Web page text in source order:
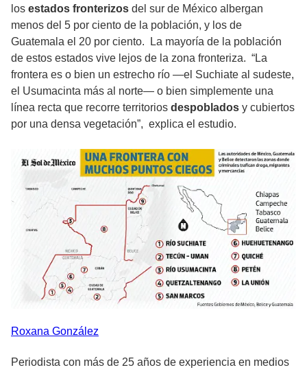
los estados fronterizos del sur de México albergan
menos del 5 por ciento de la población, y los de
Guatemala el 20 por ciento. La mayoría de la población
de estos estados vive lejos de la zona fronteriza. “La
frontera es o bien un estrecho río —el Suchiate al sudeste,
el Usumacinta más al norte— o bien simplemente una
línea recta que recorre territorios despoblados y cubiertos
por una densa vegetación”, explica el estudio.
Roxana González
Periodista con más de 25 años de experiencia en medios